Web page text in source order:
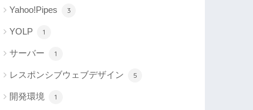
Yahoo!Pipes 3
YOLP 1
サーバー 1
レスポンシブウェブデザイン 5
開発環境 1